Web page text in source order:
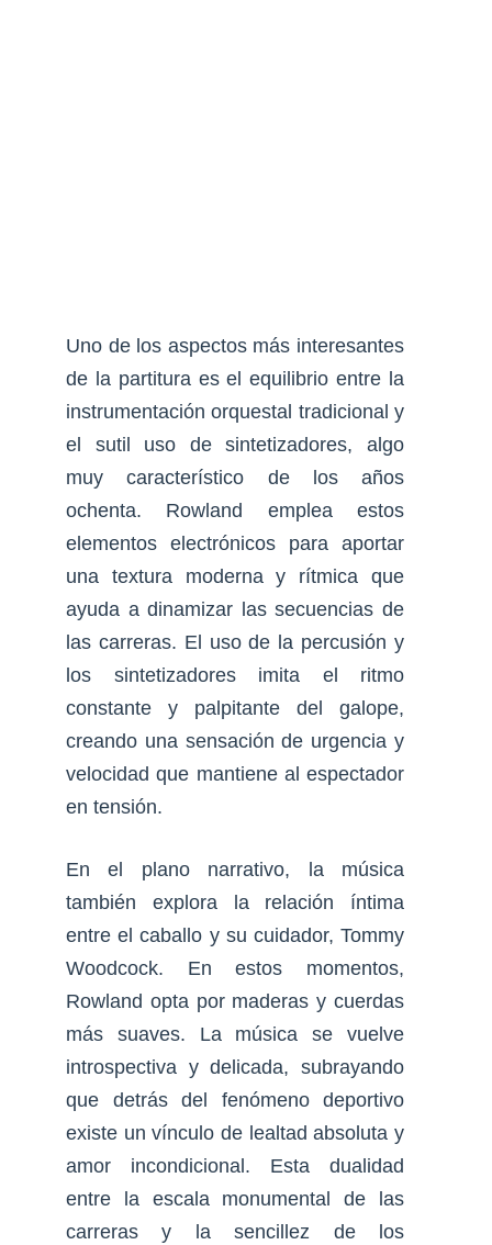
Uno de los aspectos más interesantes
de la partitura es el equilibrio entre la
instrumentación orquestal tradicional y
el sutil uso de sintetizadores, algo
muy característico de los años
ochenta. Rowland emplea estos
elementos electrónicos para aportar
una textura moderna y rítmica que
ayuda a dinamizar las secuencias de
las carreras. El uso de la percusión y
los sintetizadores imita el ritmo
constante y palpitante del galope,
creando una sensación de urgencia y
velocidad que mantiene al espectador
en tensión.
En el plano narrativo, la música
también explora la relación íntima
entre el caballo y su cuidador, Tommy
Woodcock. En estos momentos,
Rowland opta por maderas y cuerdas
más suaves. La música se vuelve
introspectiva y delicada, subrayando
que detrás del fenómeno deportivo
existe un vínculo de lealtad absoluta y
amor incondicional. Esta dualidad
entre la escala monumental de las
carreras y la sencillez de los